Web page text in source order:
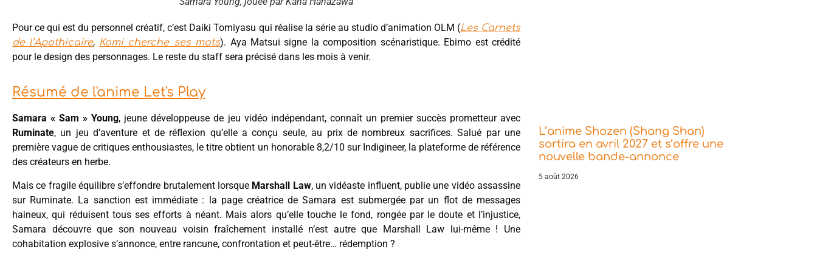
Pour ce qui est du personnel créatif, c’est Daiki Tomiyasu qui réalise la série au studio d’animation OLM (Les Carnets
de l’Apothicaire, Komi cherche ses mots). Aya Matsui signe la composition scénaristique. Ebimo est crédité
pour le design des personnages. Le reste du staff sera précisé dans les mois à venir.
Résumé de l'anime Let's Play
Samara « Sam » Young, jeune développeuse de jeu vidéo indépendant, connaît un premier succès prometteur avec
Ruminate, un jeu d’aventure et de réflexion qu’elle a conçu seule, au prix de nombreux sacrifices. Salué par une
première vague de critiques enthousiastes, le titre obtient un honorable 8,2/10 sur Indigineer, la plateforme de référence
des créateurs en herbe.
Mais ce fragile équilibre s’effondre brutalement lorsque Marshall Law, un vidéaste influent, publie une vidéo assassine
sur Ruminate. La sanction est immédiate : la page créatrice de Samara est submergée par un flot de messages
haineux, qui réduisent tous ses efforts à néant. Mais alors qu’elle touche le fond, rongée par le doute et l’injustice,
Samara découvre que son nouveau voisin fraîchement installé n’est autre que Marshall Law lui-même ! Une
cohabitation explosive s’annonce, entre rancune, confrontation et peut-être… rédemption ?
L’anime Shozen (Shang Shan)
sortira en avril 2027 et s’offre une
nouvelle bande-annonce
5 août 2026